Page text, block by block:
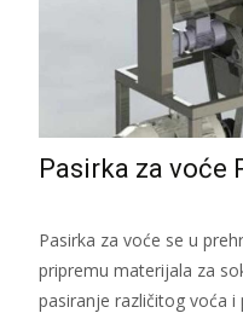
Pasirka za voće
Pasirka za voće se u
pripremu materijala za
pasiranje različitog voća